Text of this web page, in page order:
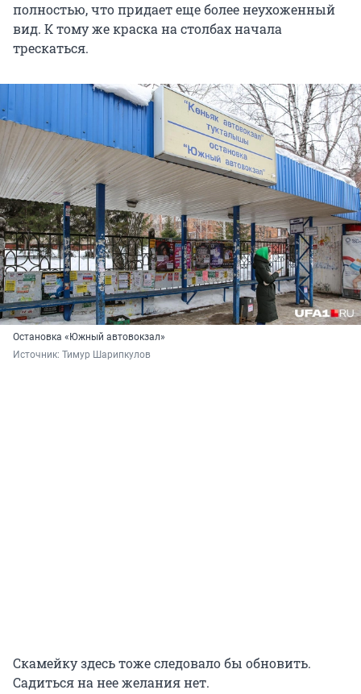
полностью, что придает еще более неухоженный
вид. К тому же краска на столбах начала
трескаться.
Остановка «Южный автовокзал»
Источник: Тимур Шарипкулов
Скамейку здесь тоже следовало бы обновить.
Садиться на нее желания нет.